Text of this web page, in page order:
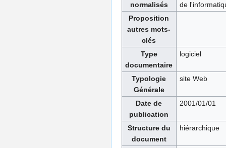
normalisés
de
Proposition
autres mots-
clés
Type
documentaire
logiciel
Typologie
Générale
site Web
Date de
publication
2001/01/01
Structure du
document
hiérarchique